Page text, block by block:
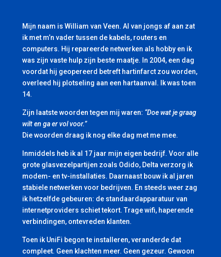
Mijn naam is William van Veen. Al van jongs af aan zat
ik met m’n vader tussen de kabels, routers en
computers. Hij repareerde netwerken als hobby en ik
was zijn vaste hulp zijn beste maatje. In 2004, een dag
voordat hij geopereerd betreft hartinfarct zou worden,
overleed hij plotseling aan een hartaanval. Ik was toen
14.
Zijn laatste woorden tegen mij waren: “Doe wat je graag
wilt en ga er vol voor.”
Die woorden draag ik nog elke dag met me mee.
Inmiddels heb ik al 17 jaar mijn eigen bedrijf. Voor alle
grote glasvezelpartijen zoals Odido, Delta verzorg ik
modem- en tv-installaties. Daarnaast bouw ik al jaren
stabiele netwerken voor bedrijven. En steeds weer zag
ik hetzelfde gebeuren: de standaardapparatuur van
internetproviders schiet tekort. Trage wifi, haperende
verbindingen, ontevreden klanten.
Toen ik UniFi begon te installeren, veranderde dat
compleet. Geen klachten meer. Geen gezeur. Gewoon